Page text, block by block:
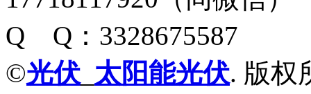
Q Q：3328675587
©光伏 太阳能光伏. 版权